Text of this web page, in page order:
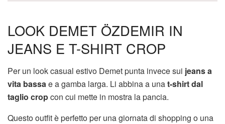
LOOK DEMET ÖZDEMIR IN
JEANS E T-SHIRT CROP
Per un look casual estivo Demet punta invece sui jeans a
vita bassae a gamba larga. Li abbina a unat-shirt dal
taglio cropcon cui mette in mostra la pancia.
Questo outfit è perfetto per una giornata di shopping o una